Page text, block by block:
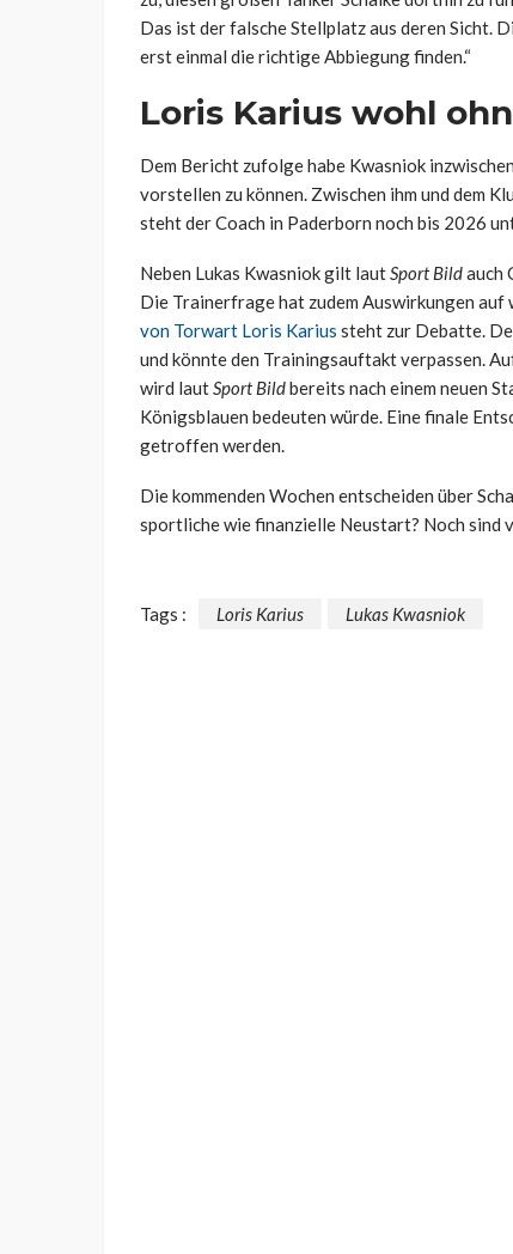
Das ist der falsche Stellplatz aus deren Sicht.
erst einmal die richtige Abbiegung finden.“
Loris Karius wohl
Dem Bericht zufolge habe Kwasniok
vorstellen zu können. Zwischen ihm und dem
steht der Coach in Paderborn noch bis 2026
Neben Lukas Kwasniok gilt lautSport Bildauch
Die Trainerfrage hat zudem Auswirkungen
von Torwart Loris Karius steht zur Debatte.
und könnte den Trainingsauftakt verpassen.
wird lautSport Bildbereits nach einem neuen
Königsblauen bedeuten würde. Eine finale
getroffen werden.
Die kommenden Wochen entscheiden über
sportliche wie finanzielle Neustart? Noch sind
Tags : Loris Karius Lukas Kwasniok